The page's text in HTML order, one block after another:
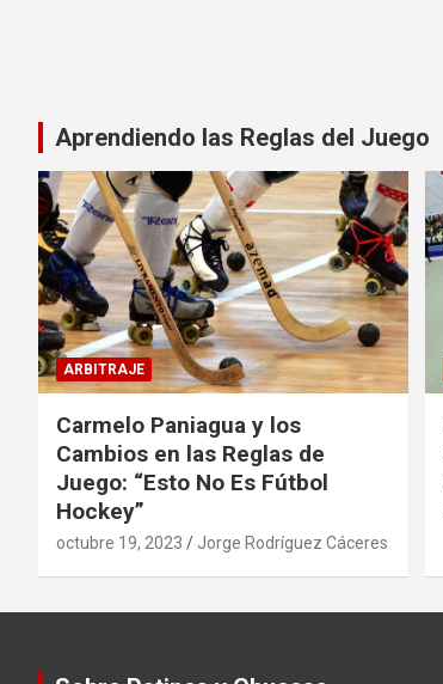
Aprendiendo las Reglas del Juego
ARBITRAJE
Carmelo Paniagua y los
Cambios en las Reglas de
Juego: “Esto No Es Fútbol
Hockey”
octubre 19, 2023 Jorge Rodríguez Cáceres